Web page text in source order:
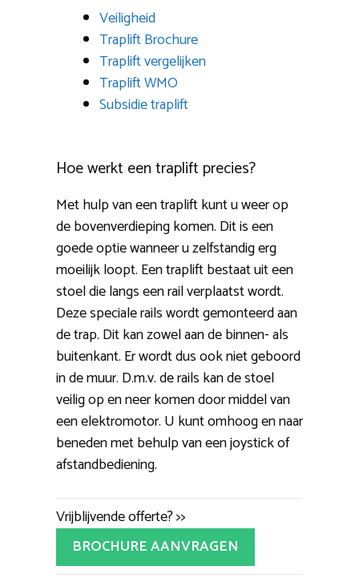
Veiligheid
Traplift Brochure
Traplift vergelijken
Traplift WMO
Subsidie traplift
Hoe werkt een traplift precies?
Met hulp van een traplift kunt u weer op
de bovenverdieping komen. Dit is een
goede optie wanneer u zelfstandig erg
moeilijk loopt. Een traplift bestaat uit een
stoel die langs een rail verplaatst wordt.
Deze speciale rails wordt gemonteerd aan
de trap. Dit kan zowel aan de binnen- als
buitenkant. Er wordt dus ook niet geboord
in de muur. D.m.v. de rails kan de stoel
veilig op en neer komen door middel van
een elektromotor. U kunt omhoog en naar
beneden met behulp van een joystick of
afstandbediening.
Vrijblijvende offerte? >>
BROCHURE AANVRAGEN